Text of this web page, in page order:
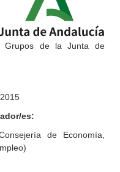
Grupos de la Junta de
es:
de Economía,